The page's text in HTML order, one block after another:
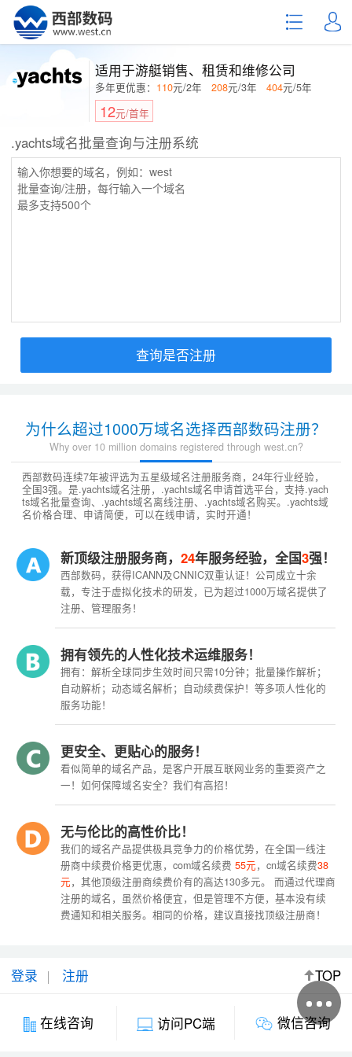
适用于游艇销售、租赁和维修公司
多年更优惠： 110元/2年208元/3年404元/5年
12元/首年
.yachts域名批量查询与注册系统
查询是否注册
为什么超过1000万域名选择西部数码注册？
Why over 10 million domains registered through west.cn?
西部数码连续7年被评选为五星级域名注册服务商，24年行业经验，
全国3强。是.yachts域名注册，.yachts域名申请首选平台，支持.yach
ts域名批量查询、.yachts域名离线注册、.yachts域名购买。.yachts域
名价格合理、申请简便，可以在线申请，实时开通！
新顶级注册服务商， 24年服务经验，全国3强！
西部数码，获得ICANN及CNNIC双重认证！公司成立十余
载，专注于虚拟化技术的研发，已为超过1000万域名提供了
注册、管理服务！
拥有领先的人性化技术运维服务！
拥有：解析全球同步生效时间只需10分钟；批量操作解析；
自动解析；动态域名解析；自动续费保护！等多项人性化的
服务功能！
更安全、更贴心的服务！
看似简单的域名产品，是客户开展互联网业务的重要资产之
一！如何保障域名安全？我们有高招！
无与伦比的高性价比！
我们的域名产品提供极具竞争力的价格优势，在全国一线注
册商中续费价格更优惠，com域名续费 55元，cn域名续费38
元，其他顶级注册商续费价有的高达130多元。 而通过代理商
注册的域名，虽然价格便宜，但是管理不方便，基本没有续
费通知和相关服务。相同的价格，建议直接找顶级注册商！
登录 注册 TOP
在线咨询 访问PC端 微信咨询